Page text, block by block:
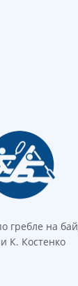
гребле на
К. Костенко